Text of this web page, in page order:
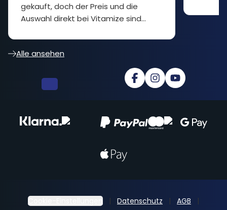
gekauft, doch der Preis und die
Auswahl direkt bei Vitamize sind
Alle ansehen
Cookie-Einstellungen Datenschutz AGB